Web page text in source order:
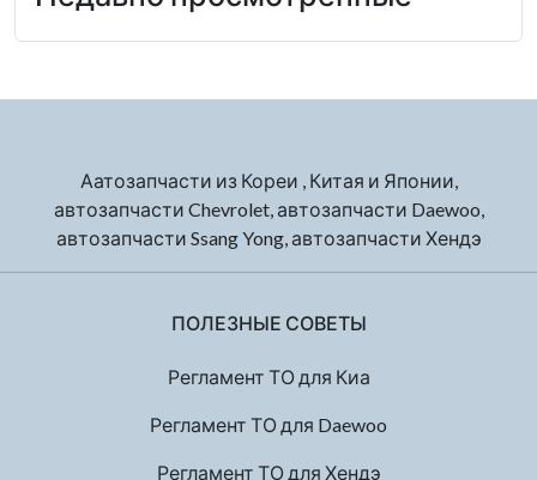
Аатозапчасти из Кореи , Китая и Японии,
автозапчасти Chevrolet, автозапчасти Daewoo,
автозапчасти Ssang Yong, автозапчасти Хендэ
ПОЛЕЗНЫЕ СОВЕТЫ
Регламент ТО для Киа
Регламент ТО для Daewoo
Регламент ТО для Хендэ